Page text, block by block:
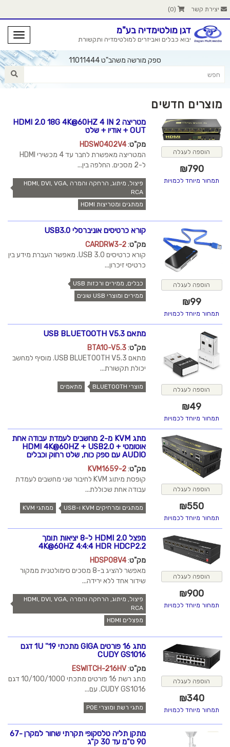
יצירת קשר (
0
)
דגן מולטימדיה בע"מ
יבוא כבלים ואביזרים למולטימדיה ותקשורת
ספק מורשה משהב"ט 11011444
מוצרים חדשים
הוספה לעגלה
₪790
תמחור מיוחד לכמויות
מטריצה HDMI 2.0 18G 4K@60HZ 4 IN 2
OUT + אודיו + שלט
מק"ט:
HDSW0402V4
המטריצה מאפשרת לחבר עד 4 מכשירי HDMI
ל-2 מסכים. החלפה בין...
פיצול, מיתוג, הרחקה והמרה HDMI, DVI, VGA,
RCA
ממתגים ומטריצות HDMI
הוספה לעגלה
₪99
תמחור מיוחד לכמויות
קורא כרטיסים אוניברסלי USB3.0
מק"ט:
CARDRW3-2
קורא כרטיסים USB 3.0. מאפשר העברת מידע בין
כרטיסי זיכרון...
כבלים, ממירים ורכזות USB
ממירים ומוצרי USB שונים
הוספה לעגלה
₪49
תמחור מיוחד לכמויות
מתאם USB BLUETOOTH V5.3
מק"ט:
BTA10-V5.3
מתאם USB BLUETOOTH V5.3. מוסיף למחשב
יכולת תקשורת...
מוצרי BLUETOOTH מתאמים
הוספה לעגלה
₪550
תמחור מיוחד לכמויות
מתג KVM מ-2 מחשבים לעמדת עבודה אחת
אוטומטי HDMI 4K@60HZ + USB2.0 +
AUDIO עם ספק כוח, שלט רחוק וכבלים
מק"ט:
KVM1659-2
קופסת מיתוג KVM לחיבור שני מחשבים לעמדת
עבודה אחת שכוללת...
ממתגים ומרחיקים KVM ו-USB ממתגי KVM
הוספה לעגלה
₪900
תמחור מיוחד לכמויות
מפצל HDMI 2.0 ל-8 יציאות תומך
4K@60HZ 4:4:4 HDR HDCP2.2
מק"ט:
HDSP08V4
מאפשר להציג ב-8 מסכים סימולטנית ממקור
שידור אחד ללא ירידה...
פיצול, מיתוג, הרחקה והמרה HDMI, DVI, VGA,
RCA
מפצלים HDMI
הוספה לעגלה
₪340
תמחור מיוחד לכמויות
מתג 16 פורטים GIGA מתכתי 19'' 1U דגם
CUDY GS1016
מק"ט:
ESWITCH-216HV
מתג רשת 16 פורטים מתכתי 10/100/1000 דגם
CUDY GS1016. עם...
מתגי רשת ומוצרי POE
מתקן תליה טלסקופי תקרתי שחור למקרן 67-
90 ס"מ עד 30 ק"ג